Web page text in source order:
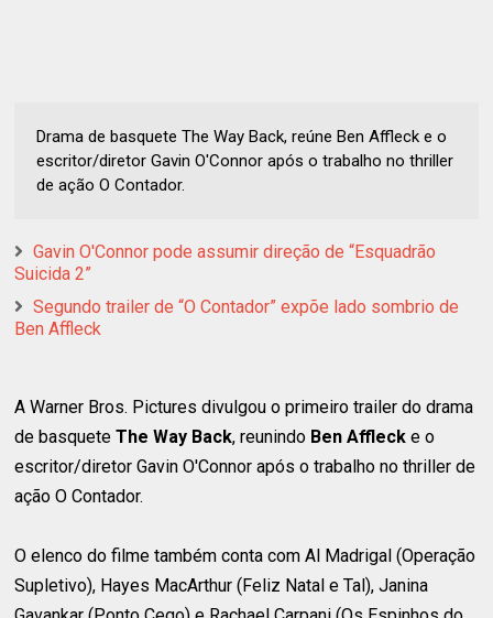
Drama de basquete The Way Back, reúne Ben Affleck e o
escritor/diretor Gavin O'Connor após o trabalho no thriller
de ação O Contador.
Gavin O'Connor pode assumir direção de “Esquadrão
Suicida 2”
Segundo trailer de “O Contador” expõe lado sombrio de
Ben Affleck
A Warner Bros. Pictures divulgou o primeiro trailer do drama
de basqueteThe Way Back, reunindo Ben Affleck e o
escritor/diretor Gavin O'Connor após o trabalho no thriller de
ação O Contador.
O elenco do filme também conta com Al Madrigal (Operação
Supletivo), Hayes MacArthur (Feliz Natal e Tal), Janina